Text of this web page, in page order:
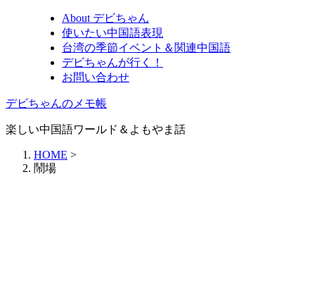
About デビちゃん
使いたい中国語表現
台湾の季節イベント＆関連中国語
デビちゃんが行く！
お問い合わせ
デビちゃんのメモ帳
楽しい中国語ワールド＆よもやま話
HOME >
鬧場